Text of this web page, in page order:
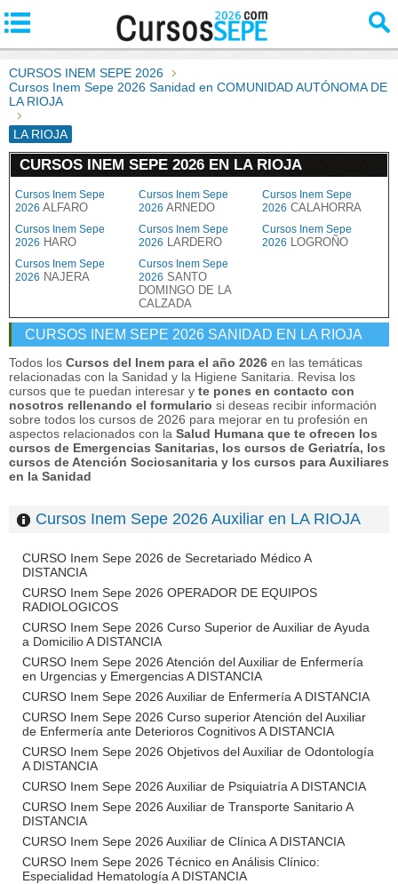
CURSOS INEM SEPE 2026
Cursos Inem Sepe 2026 Sanidad en COMUNIDAD AUTÓNOMA DE
LA RIOJA
LA RIOJA
CURSOS INEM SEPE 2026 EN LA RIOJA
Cursos Inem Sepe
2026 ALFARO
Cursos Inem Sepe
2026 ARNEDO
Cursos Inem Sepe
2026 CALAHORRA
Cursos Inem Sepe
2026 HARO
Cursos Inem Sepe
2026 LARDERO
Cursos Inem Sepe
2026 LOGROÑO
Cursos Inem Sepe
2026 NAJERA
Cursos Inem Sepe
2026 SANTO
DOMINGO DE LA
CALZADA
CURSOS INEM SEPE 2026 SANIDAD EN LA RIOJA
Todos los Cursos del Inem para el año 2026 en las temáticas
relacionadas con la Sanidad y la Higiene Sanitaria. Revisa los
cursos que te puedan interesar y te pones en contacto con
nosotros rellenando el formulario si deseas recibir información
sobre todos los cursos de 2026 para mejorar en tu profesión en
aspectos relacionados con la Salud Humana que te ofrecen los
cursos de Emergencias Sanitarias, los cursos de Geriatría, los
cursos de Atención Sociosanitaria y los cursos para Auxiliares
en la Sanidad
Cursos Inem Sepe 2026 Auxiliar en LA RIOJA
CURSO Inem Sepe 2026 de Secretariado Médico A
DISTANCIA
CURSO Inem Sepe 2026 OPERADOR DE EQUIPOS
RADIOLOGICOS
CURSO Inem Sepe 2026 Curso Superior de Auxiliar de Ayuda
a Domicilio A DISTANCIA
CURSO Inem Sepe 2026 Atención del Auxiliar de Enfermería
en Urgencias y Emergencias A DISTANCIA
CURSO Inem Sepe 2026 Auxiliar de Enfermería A DISTANCIA
CURSO Inem Sepe 2026 Curso superior Atención del Auxiliar
de Enfermería ante Deterioros Cognitivos A DISTANCIA
CURSO Inem Sepe 2026 Objetivos del Auxiliar de Odontología
A DISTANCIA
CURSO Inem Sepe 2026 Auxiliar de Psiquiatría A DISTANCIA
CURSO Inem Sepe 2026 Auxiliar de Transporte Sanitario A
DISTANCIA
CURSO Inem Sepe 2026 Auxiliar de Clínica A DISTANCIA
CURSO Inem Sepe 2026 Técnico en Análisis Clínico:
Especialidad Hematología A DISTANCIA